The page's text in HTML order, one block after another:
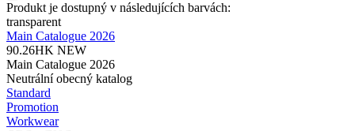
Produkt je dostupný v následujících barvách:
transparent
Main Catalogue 2026
90.26HK NEW
Main Catalogue 2026
Neutrální obecný katalog
Standard
Promotion
Workwear